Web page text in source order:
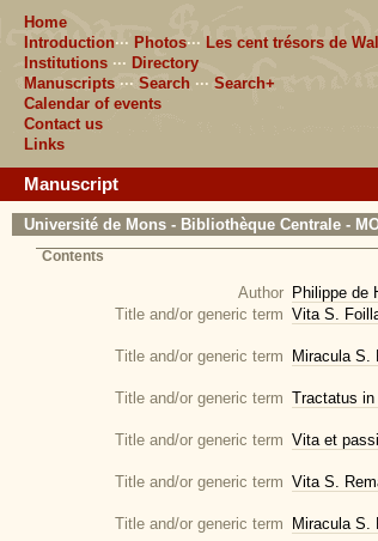
Home
Introduction··· Photos··· Les cent trésors de
Institutions ··· Directory
Manuscripts ··· Search ··· Search+
Calendar of events
Contact us
Links
Manuscript
Université de Mons - Bibliothèque Centrale -
Contents
Author Philippe de
Title and/or generic term Vita S.
Title and/or generic term Miracula S.
Title and/or generic term Tractatus
Title and/or generic term Vita et
Title and/or generic term Vita S.
Title and/or generic term Miracula S.